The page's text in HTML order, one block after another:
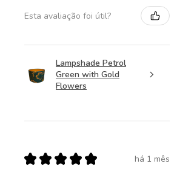
Esta avaliação foi útil?
Lampshade Petrol
Green with Gold
Flowers
★ ★ ★ ★ ★ há 1 mês